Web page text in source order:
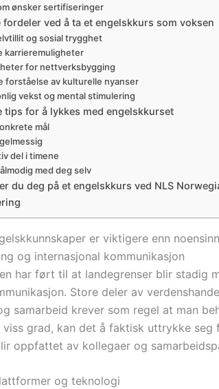
ønsker sertifiseringer
fordeler ved å ta et engelskkurs som voksen
og sosial trygghet
karrieremuligheter
for nettverksbygging
forståelse av kulturelle nyanser
vekst og mental stimulering
tips for å lykkes med engelskkurset
mål
del i timene
med deg selv
du deg på et engelskkurs ved NLS
er viktigere enn
og internasjonal kommunikasjon
har ført til at landegrenser blir stadig
Store deler av
samarbeid krever som regel at man
viss grad, kan det å faktisk uttrykke
oppfattet av kollegaer og
og teknologi